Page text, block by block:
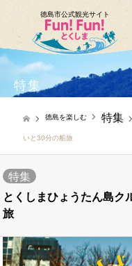
徳島市公式観光サイト
特集
徳島を楽しむ 特集
いと30分の船旅
特集
とくしまひょうたん島ク
旅